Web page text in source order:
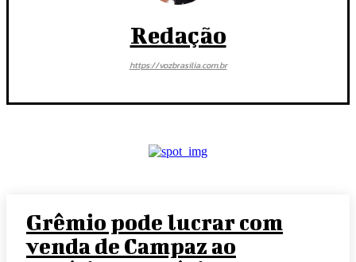
Redação
https://vozbrasilia.com.br
Grêmio pode lucrar com
venda de Campaz ao